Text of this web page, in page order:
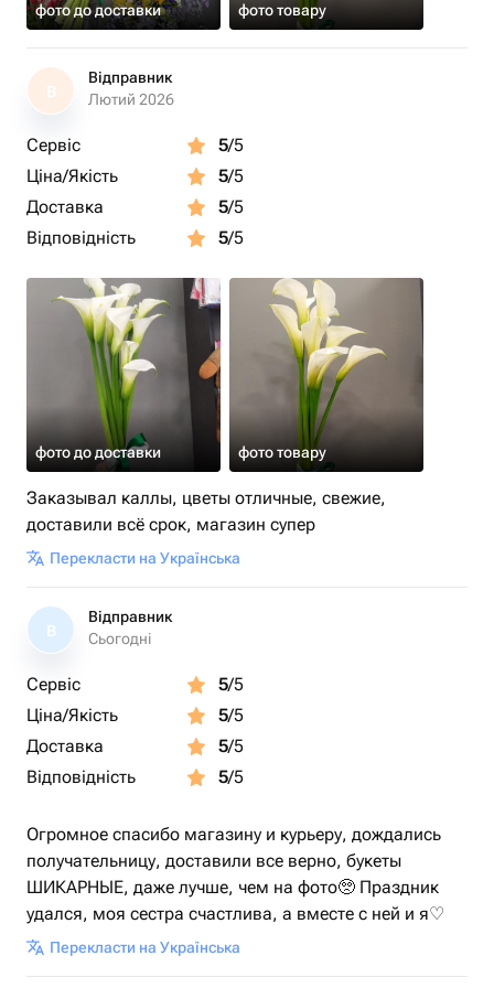
фото до доставки фото товару
В
Відправник
Лютий 2026
Сервіс 5/5
Ціна/Якість
5/5
Доставка
5/5
Відповідність
5/5
фото до доставки фото товару
Заказывал каллы, цветы отличные, свежие,
доставили всё срок, магазин супер
Перекласти на Українська
В
Відправник
Сьогодні
Сервіс 5/5
Ціна/Якість
5/5
Доставка
5/5
Відповідність
5/5
Огромное спасибо магазину и курьеру, дождались
получательницу, доставили все верно, букеты
ШИКАРНЫЕ, даже лучше, чем на фото🥺 Праздник
удался, моя сестра счастлива, а вместе с ней и я♡
Перекласти на Українська